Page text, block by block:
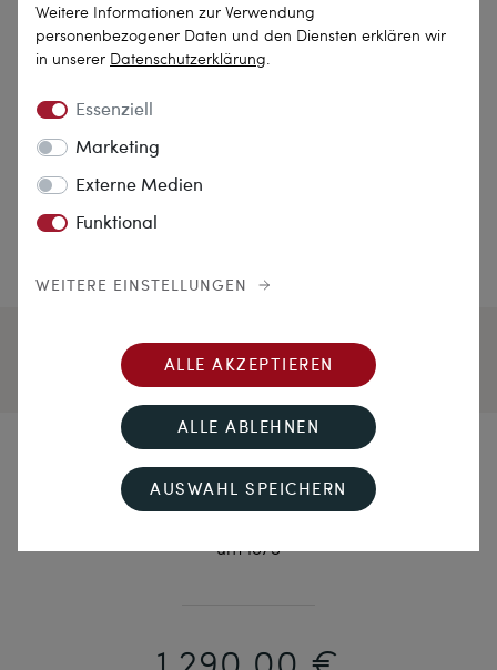
Englische Eleganz
um 1875
Weitere Informationen zur Verwendung
personenbezogener Daten und den Diensten erklären wir
in unserer Daten­schutz­erklärung.
Essenziell
Marketing
Externe Medien
Funktional
WEITERE EINSTELLUNGEN
ALLE AKZEPTIEREN
ALLE ABLEHNEN
AUSWAHL SPEICHERN